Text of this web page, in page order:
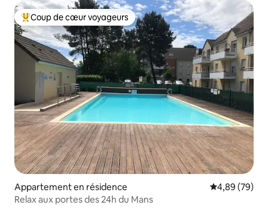
Coups de cœur voyageurs les plus appréciés
Coup de cœur voyageurs
Appartement en résidence Évaluation
4,89 (79)
Relax aux portes des 24h du Mans